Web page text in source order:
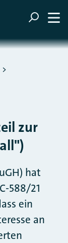
zur
hat
588/21
ein
an